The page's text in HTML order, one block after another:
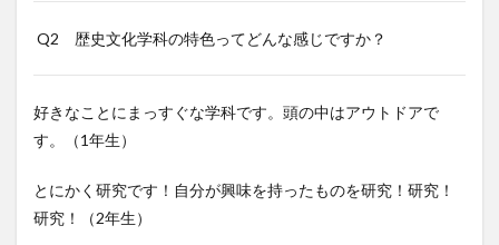
Q2 歴史文化学科の特色ってどんな感じですか？
好きなことにまっすぐな学科です。頭の中はアウトドアで
す。（1年生）
とにかく研究です！自分が興味を持ったものを研究！研究！
研究！（2年生）